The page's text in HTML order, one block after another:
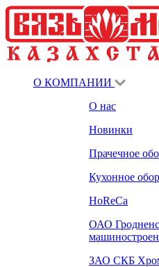
О КОМПАНИИ
О нас
Новинки
Прачечное
Кухонное
HoReCa
ОАО
ЗАО СКБ